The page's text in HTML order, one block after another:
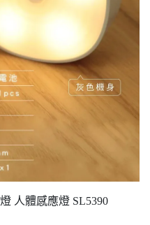
人體感應燈 SL5390